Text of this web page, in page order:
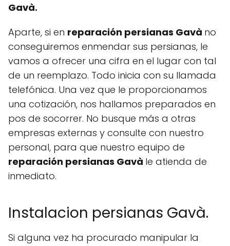
Gavà.
Aparte, si en reparación persianas Gavà no
conseguiremos enmendar sus persianas, le
vamos a ofrecer una cifra en el lugar con tal
de un reemplazo. Todo inicia con su llamada
telefónica. Una vez que le proporcionamos
una cotización, nos hallamos preparados en
pos de socorrer. No busque más a otras
empresas externas y consulte con nuestro
personal, para que nuestro equipo de
reparación persianas Gavà le atienda de
inmediato.
Instalacion persianas Gavà.
Si alguna vez ha procurado manipular la